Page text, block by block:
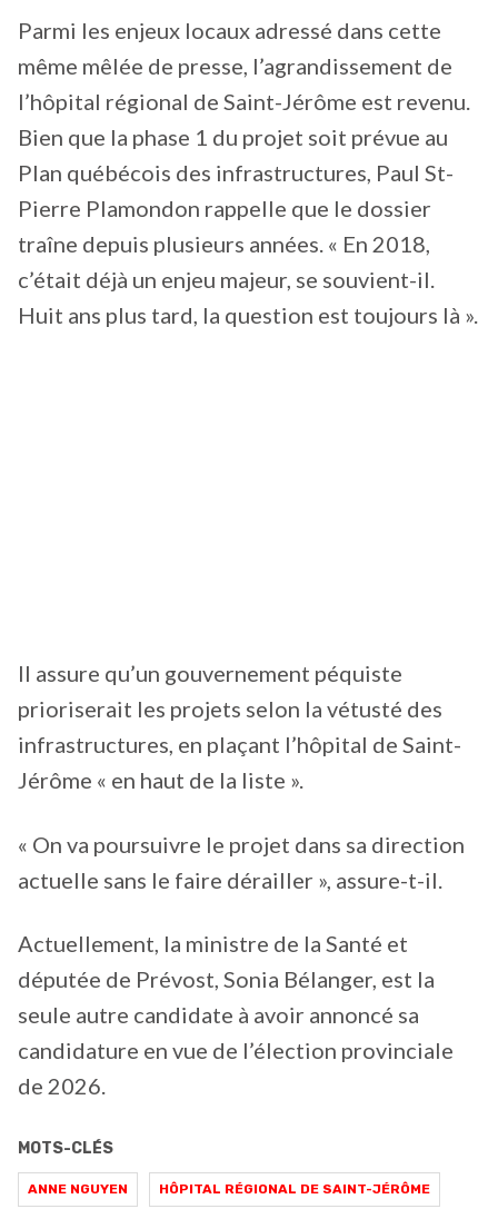
Parmi les enjeux locaux adressé dans cette
même mêlée de presse, l’agrandissement de
l’hôpital régional de Saint-Jérôme est revenu.
Bien que la phase 1 du projet soit prévue au
Plan québécois des infrastructures, Paul St-
Pierre Plamondon rappelle que le dossier
traîne depuis plusieurs années. « En 2018,
c’était déjà un enjeu majeur, se souvient-il.
Huit ans plus tard, la question est toujours là ».
Il assure qu’un gouvernement péquiste
prioriserait les projets selon la vétusté des
infrastructures, en plaçant l’hôpital de Saint-
Jérôme « en haut de la liste ».
« On va poursuivre le projet dans sa direction
actuelle sans le faire dérailler », assure-t-il.
Actuellement, la ministre de la Santé et
députée de Prévost, Sonia Bélanger, est la
seule autre candidate à avoir annoncé sa
candidature en vue de l’élection provinciale
de 2026.
MOTS-CLÉS
ANNE NGUYEN HÔPITAL RÉGIONAL DE SAINT-JÉRÔME